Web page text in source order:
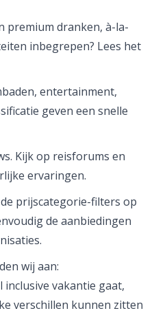
premium dranken, à-la-
inbegrepen? Lees het
entertainment,
geven een snelle
Kijk op reisforums en
ervaringen.
prijscategorie-filters op
de aanbiedingen
wij aan:
inclusive vakantie gaat,
verschillen kunnen zitten